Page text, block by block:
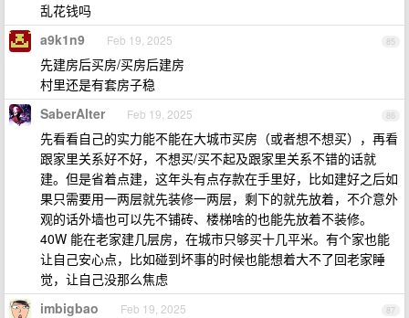
乱花钱吗
85
a9k1n9 Feb 19, 2025
先建房后买房/买房后建房
村里还是有套房子稳
86
SaberAlter Feb 19, 2025
先看看自己的实力能不能在大城市买房（或者想不想买），再看
跟家里关系好不好，不想买/买不起及跟家里关系不错的话就
建。但是省着点建，这年头有点存款在手里好，比如建好之后如
果只需要用一两层就先装修一两层，剩下的就先放着，不介意外
观的话外墙也可以先不铺砖、楼梯啥的也能先放着不装修。
40W 能在老家建几层房，在城市只够买十几平米。有个家也能
让自己安心点，比如碰到坏事的时候也能想着大不了回老家睡
觉，让自己没那么焦虑
87
imbigbao Feb 19, 2025